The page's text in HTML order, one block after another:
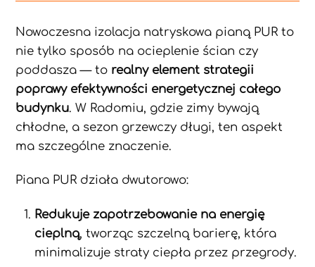
Nowoczesna izolacja natryskowa pianą PUR to
nie tylko sposób na ocieplenie ścian czy
poddasza — to realny element strategii
poprawy efektywności energetycznej całego
budynku. W Radomiu, gdzie zimy bywają
chłodne, a sezon grzewczy długi, ten aspekt
ma szczególne znaczenie.
Piana PUR działa dwutorowo:
Redukuje zapotrzebowanie na energię
cieplną, tworząc szczelną barierę, która
minimalizuje straty ciepła przez przegrody.